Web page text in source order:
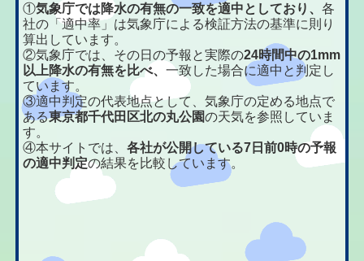
①気象庁では降水の有無の一致を適中としており、各
社の「適中率」は気象庁による検証方法の基準に則り
算出しています。
②気象庁では、その日の予報と実際の24時間中の1mm
以上降水の有無を比べ、一致した場合に適中と判定し
ています。
③適中判定の代表地点として、気象庁の定める地点で
ある東京都千代田区北の丸公園の天気を参照していま
す。
④本サイトでは、各社が公開している7日前0時の予報
の適中判定の結果を比較しています。